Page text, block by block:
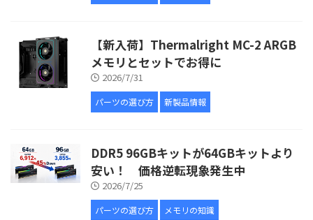
【新入荷】Thermalright MC-2 ARGB
メモリとセットでお得に
2026/7/31
パーツの選び方 新製品情報
DDR5 96GBキットが64GBキットより
安い！ 価格逆転現象発生中
2026/7/25
パーツの選び方 メモリの知識